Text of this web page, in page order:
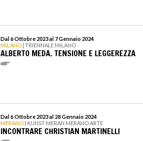
Dal 6 Ottobre 2023 al 7 Gennaio 2024
MILANO | TRIENNALE MILANO
ALBERTO MEDA. TENSIONE E LEGGEREZZA
Dal 6 Ottobre 2023 al 28 Gennaio 2024
MERANO | KUNST MERAN MERANO ARTE
INCONTRARE CHRISTIAN MARTINELLI